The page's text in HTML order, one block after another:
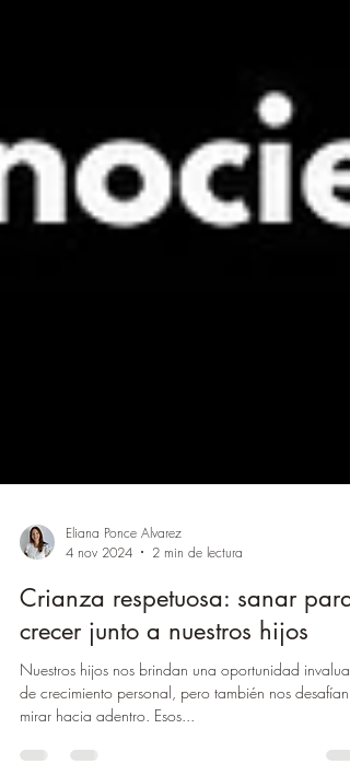
4 nov 2024
2 min de lectura
Crianza respetuosa: sanar para
crecer junto a nuestros hijos
Nuestros hijos nos brindan una oportunidad
mirar hacia adentro. Esos...